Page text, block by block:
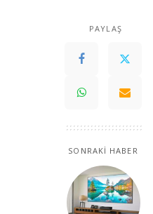
PAYLAŞ
SONRAKİ HABER